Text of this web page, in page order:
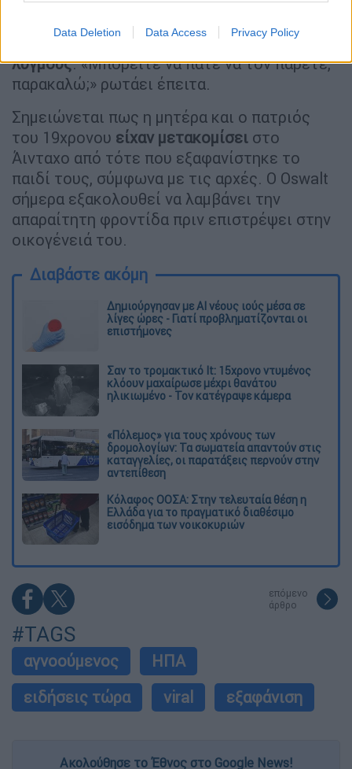
Data Deletion Data Access Privacy Policy
Ο αγαπημένος μου είναι ζωντανός
ακούγεται να λέει η μητέρα, ενώ κλαίει με
λυγμούς. «Μπορείτε να πάτε να τον πάρετε,
παρακαλώ;» ρωτάει έπειτα.
Σημειώνεται πως η μητέρα και ο πατριός
του 19χρονου είχαν μετακομίσει στο
Άινταχο από τότε που εξαφανίστηκε το
παιδί τους, σύμφωνα με τις αρχές. Ο Oswalt
σήμερα εξακολουθεί να λαμβάνει την
απαραίτητη φροντίδα πριν επιστρέψει στην
οικογένειά του.
Διαβάστε ακόμη
Δημιούργησαν με AI νέους ιούς μέσα σε
λίγες ώρες - Γιατί προβληματίζονται οι
επιστήμονες
Σαν το τρομακτικό It: 15χρονο ντυμένος
κλόουν μαχαίρωσε μέχρι θανάτου
ηλικιωμένο - Τον κατέγραψε κάμερα
«Πόλεμος» για τους χρόνους των
δρομολογίων: Τα σωματεία απαντούν στις
καταγγελίες, οι παρατάξεις περνούν στην
αντεπίθεση
Κόλαφος ΟΟΣΑ: Στην τελευταία θέση η
Ελλάδα για το πραγματικό διαθέσιμο
εισόδημα των νοικοκυριών
επόμενο
άρθρο
#TAGS
αγνοούμενος
ΗΠΑ
ειδήσεις τώρα
viral εξαφάνιση
Ακολούθησε το Έθνος στο Google News!